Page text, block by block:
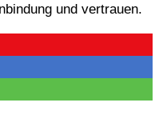
und vertrauen.